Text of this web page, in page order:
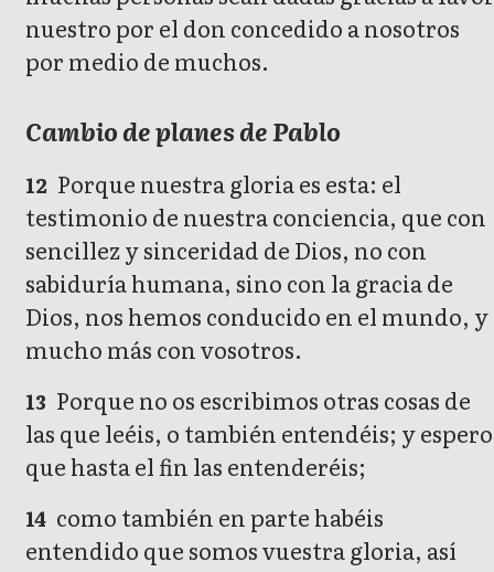
nuestro por el don concedido a nosotros
por medio de muchos.
Cambio de planes de Pablo
12 Porque nuestra gloria es esta: el
testimonio de nuestra conciencia, que con
sencillez y sinceridad de Dios, no con
sabiduría humana, sino con la gracia de
Dios, nos hemos conducido en el mundo, y
mucho más con vosotros.
13 Porque no os escribimos otras cosas de
las que leéis, o también entendéis; y espero
que hasta el fin las entenderéis;
14 como también en parte habéis
entendido que somos vuestra gloria, así